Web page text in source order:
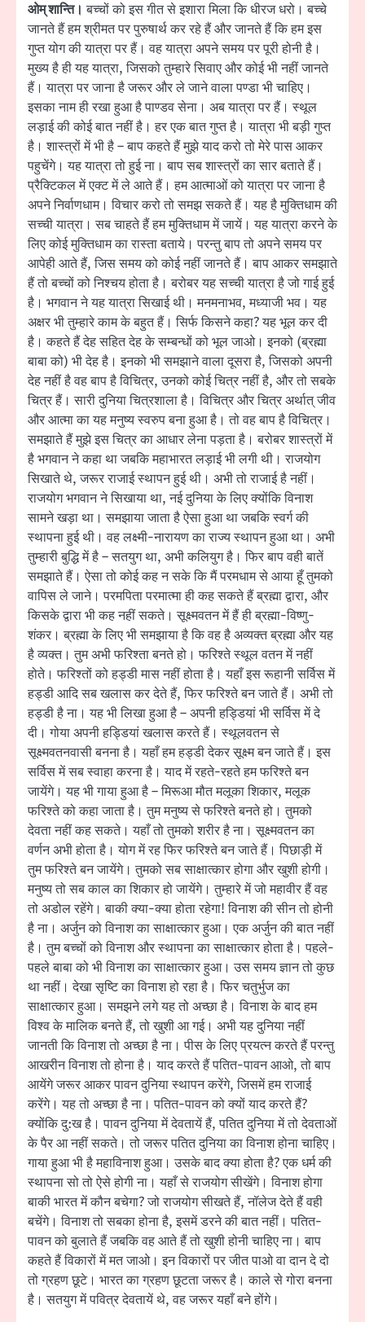
ओम् शान्ति।बच्चों को इस गीत से इशारा मिला कि धीरज धरो। बच्चे
जानते हैं हम श्रीमत पर पुरुषार्थ कर रहे हैं और जानते हैं कि हम इस
गुप्त योग की यात्रा पर हैं। वह यात्रा अपने समय पर पूरी होनी है।
मुख्य है ही यह यात्रा, जिसको तुम्हारे सिवाए और कोई भी नहीं जानते
हैं। यात्रा पर जाना है जरूर और ले जाने वाला पण्डा भी चाहिए।
इसका नाम ही रखा हुआ है पाण्डव सेना। अब यात्रा पर हैं। स्थूल
लड़ाई की कोई बात नहीं है। हर एक बात गुप्त है। यात्रा भी बड़ी गुप्त
है। शास्त्रों में भी है – बाप कहते हैं मुझे याद करो तो मेरे पास आकर
पहुचेंगे। यह यात्रा तो हुई ना। बाप सब शास्त्रों का सार बताते हैं।
प्रैक्टिकल में एक्ट में ले आते हैं। हम आत्माओं को यात्रा पर जाना है
अपने निर्वाणधाम। विचार करो तो समझ सकते हैं। यह है मुक्तिधाम की
सच्ची यात्रा। सब चाहते हैं हम मुक्तिधाम में जायें। यह यात्रा करने के
लिए कोई मुक्तिधाम का रास्ता बताये। परन्तु बाप तो अपने समय पर
आपेही आते हैं, जिस समय को कोई नहीं जानते हैं। बाप आकर समझाते
हैं तो बच्चों को निश्चय होता है। बरोबर यह सच्ची यात्रा है जो गाई हुई
है। भगवान ने यह यात्रा सिखाई थी। मनमनाभव, मध्याजी भव। यह
अक्षर भी तुम्हारे काम के बहुत हैं। सिर्फ किसने कहा? यह भूल कर दी
है। कहते हैं देह सहित देह के सम्बन्धों को भूल जाओ। इनको (ब्रह्मा
बाबा को) भी देह है। इनको भी समझाने वाला दूसरा है, जिसको अपनी
देह नहीं है वह बाप है विचित्र, उनको कोई चित्र नहीं है, और तो सबके
चित्र हैं। सारी दुनिया चित्रशाला है। विचित्र और चित्र अर्थात् जीव
और आत्मा का यह मनुष्य स्वरुप बना हुआ है। तो वह बाप है विचित्र।
समझाते हैं मुझे इस चित्र का आधार लेना पड़ता है। बरोबर शास्त्रों में
है भगवान ने कहा था जबकि महाभारत लड़ाई भी लगी थी। राजयोग
सिखाते थे, जरूर राजाई स्थापन हुई थी। अभी तो राजाई है नहीं।
राजयोग भगवान ने सिखाया था, नई दुनिया के लिए क्योंकि विनाश
सामने खड़ा था। समझाया जाता है ऐसा हुआ था जबकि स्वर्ग की
स्थापना हुई थी। वह लक्ष्मी-नारायण का राज्य स्थापन हुआ था। अभी
तुम्हारी बुद्धि में है – सतयुग था, अभी कलियुग है। फिर बाप वही बातें
समझाते हैं। ऐसा तो कोई कह न सके कि मैं परमधाम से आया हूँ तुमको
वापिस ले जाने। परमपिता परमात्मा ही कह सकते हैं ब्रह्मा द्वारा, और
किसके द्वारा भी कह नहीं सकते। सूक्ष्मवतन में हैं ही ब्रह्मा-विष्णु-
शंकर। ब्रह्मा के लिए भी समझाया है कि वह है अव्यक्त ब्रह्मा और यह
है व्यक्त। तुम अभी फरिश्ता बनते हो। फरिश्ते स्थूल वतन में नहीं
होते। फरिश्तों को हड्डी मास नहीं होता है। यहाँ इस रूहानी सर्विस में
हड्डी आदि सब खलास कर देते हैं, फिर फरिश्ते बन जाते हैं। अभी तो
हड्डी है ना। यह भी लिखा हुआ है – अपनी हड्डियां भी सर्विस में दे
दी। गोया अपनी हड्डियां खलास करते हैं। स्थूलवतन से
सूक्ष्मवतनवासी बनना है। यहाँ हम हड्डी देकर सूक्ष्म बन जाते हैं। इस
सर्विस में सब स्वाहा करना है। याद में रहते-रहते हम फरिश्ते बन
जायेंगे। यह भी गाया हुआ है – मिरूआ मौत मलूका शिकार, मलूक
फरिश्ते को कहा जाता है। तुम मनुष्य से फरिश्ते बनते हो। तुमको
देवता नहीं कह सकते। यहाँ तो तुमको शरीर है ना। सूक्ष्मवतन का
वर्णन अभी होता है। योग में रह फिर फरिश्ते बन जाते हैं। पिछाड़ी में
तुम फरिश्ते बन जायेंगे। तुमको सब साक्षात्कार होगा और खुशी होगी।
मनुष्य तो सब काल का शिकार हो जायेंगे। तुम्हारे में जो महावीर हैं वह
तो अडोल रहेंगे। बाकी क्या-क्या होता रहेगा! विनाश की सीन तो होनी
है ना। अर्जुन को विनाश का साक्षात्कार हुआ। एक अर्जुन की बात नहीं
है। तुम बच्चों को विनाश और स्थापना का साक्षात्कार होता है। पहले-
पहले बाबा को भी विनाश का साक्षात्कार हुआ। उस समय ज्ञान तो कुछ
था नहीं। देखा सृष्टि का विनाश हो रहा है। फिर चतुर्भुज का
साक्षात्कार हुआ। समझने लगे यह तो अच्छा है। विनाश के बाद हम
विश्व के मालिक बनते हैं, तो खुशी आ गई। अभी यह दुनिया नहीं
जानती कि विनाश तो अच्छा है ना। पीस के लिए प्रयत्न करते हैं परन्तु
आखरीन विनाश तो होना है। याद करते हैं पतित-पावन आओ, तो बाप
आयेंगे जरूर आकर पावन दुनिया स्थापन करेंगे, जिसमें हम राजाई
करेंगे। यह तो अच्छा है ना। पतित-पावन को क्यों याद करते हैं?
क्योंकि दु:ख है। पावन दुनिया में देवतायें हैं, पतित दुनिया में तो देवताओं
के पैर आ नहीं सकते। तो जरूर पतित दुनिया का विनाश होना चाहिए।
गाया हुआ भी है महाविनाश हुआ। उसके बाद क्या होता है? एक धर्म की
स्थापना सो तो ऐसे होगी ना। यहाँ से राजयोग सीखेंगे। विनाश होगा
बाकी भारत में कौन बचेगा? जो राजयोग सीखते हैं, नॉलेज देते हैं वही
बचेंगे। विनाश तो सबका होना है, इसमें डरने की बात नहीं। पतित-
पावन को बुलाते हैं जबकि वह आते हैं तो खुशी होनी चाहिए ना। बाप
कहते हैं विकारों में मत जाओ। इन विकारों पर जीत पाओ वा दान दे दो
तो ग्रहण छूटे। भारत का ग्रहण छूटता जरूर है। काले से गोरा बनना
है। सतयुग में पवित्र देवतायें थे, वह जरूर यहाँ बने होंगे।